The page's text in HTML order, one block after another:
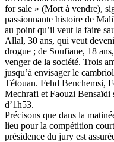
for sale » (Mort à vendre),
passionnante histoire de
au point qu’il veut la faire
Allal, 30 ans, qui veut
drogue ; de Soufiane, 18
venger de la société. Trois
jusqu’à envisager le
Tétouan. Fehd Benchemsi,
Mechrafi et Faouzi Bensaïdi
d’1h53.
Précisons que dans la
lieu pour la compétition
présidence du jury est